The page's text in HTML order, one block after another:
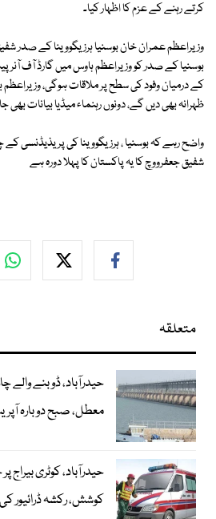
کرتے رہنے کے عزم کا اظہار کیا۔
وزیراعظم عمران خان بوسنیا ہرزیگووینا کے صدر
بوسنیا کے صدر کو وزیراعظم ہاوس میں گارڈ آف آنر
کے درمیان وفود کی سطح پر ملاقات ہوگی،
ظہرانہ بھی دیں گے، دونوں رہنماء میڈیا بیانات
واضح رہے کہ بوسنیا ، ہرزیگووینا کی
شفیق جعفرووچ کا یہ پاکستان کا پہلا دورہ ہے
متعلقہ
حیدرآباد، ڈوبنے
معطل، صبح دوبارہ
حیدرآباد، کوٹری
کوشش، رکشہ ڈرائیور